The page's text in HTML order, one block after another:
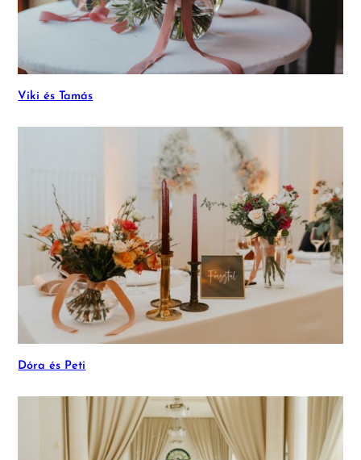
Viki és Tamás
Dóra és Peti